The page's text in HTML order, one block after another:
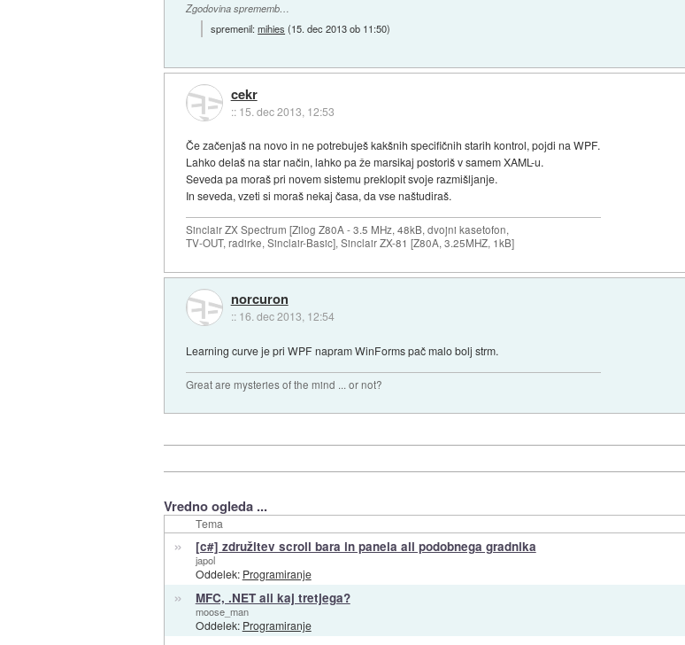
Zgodovina sprememb…
spremenil:mihies (15. dec 2013 ob 11:50)
cekr
:: 15. dec 2013, 12:53
Če začenjaš na novo in ne potrebuješ kakšnih specifičnih starih kontrol, pojdi na WPF.
Lahko delaš na star način, lahko pa že marsikaj postoriš v samem XAML-u.
Seveda pa moraš pri novem sistemu preklopit svoje razmišljanje.
In seveda, vzeti si moraš nekaj časa, da vse naštudiraš.
Sinclair ZX Spectrum [Zilog Z80A - 3.5 MHz, 48kB, dvojni kasetofon,
TV-OUT, radirke, Sinclair-Basic], Sinclair ZX-81 [Z80A, 3.25MHZ, 1kB]
norcuron
:: 16. dec 2013, 12:54
Learning curve je pri WPF napram WinForms pač malo bolj strm.
Great are mysteries of the mind ... or not?
Vredno ogleda ...
Tema
» [c#] združitev scroll bara in panela ali podobnega gradnika
japol
Oddelek: Programiranje
» MFC, .NET ali kaj tretjega?
moose_man
Oddelek: Programiranje